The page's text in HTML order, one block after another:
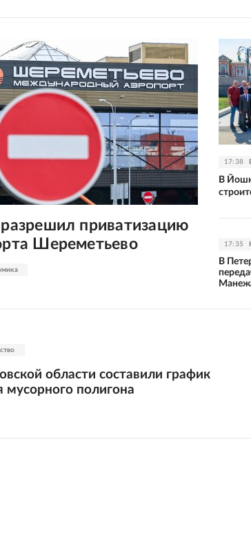
приватизацию
Шереметьево
17:38
В
17:35
В
области составили график
мусорного полигона